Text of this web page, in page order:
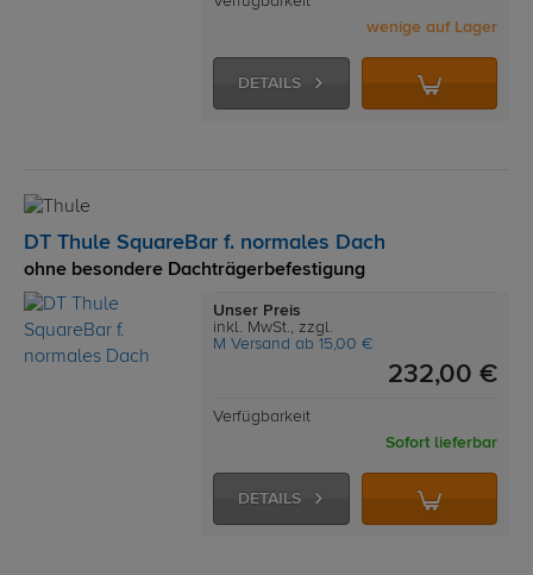
wenige auf Lager
DETAILS
DT Thule SquareBar f. normales Dach
ohne besondere Dachträgerbefestigung
Unser Preis
inkl. MwSt., zzgl.
M Versand ab 15,00 €
232,00 €
Verfügbarkeit
Sofort lieferbar
DETAILS